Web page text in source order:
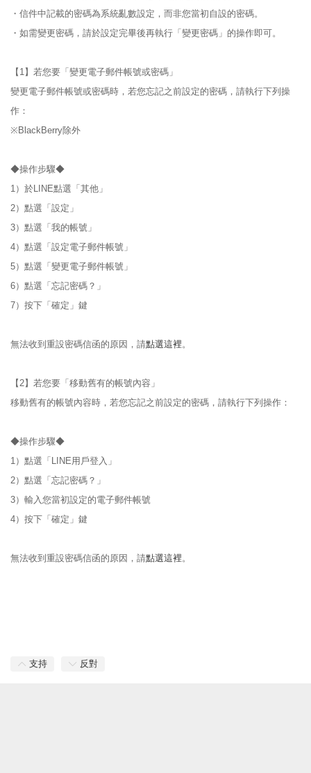
・信件中記載的密碼為系統亂數設定，而非您當初自設的密碼。
・如需變更密碼，請於設定完畢後再執行「變更密碼」的操作即可。
【1】若您要「變更電子郵件帳號或密碼」
變更電子郵件帳號或密碼時，若您忘記之前設定的密碼，請執行下列操
作：
※BlackBerry除外
◆操作步驟◆
1）於LINE點選「其他」
2）點選「設定」
3）點選「我的帳號」
4）點選「設定電子郵件帳號」
5）點選「變更電子郵件帳號」
6）點選「忘記密碼？」
7）按下「確定」鍵
無法收到重設密碼信函的原因，請點選這裡。
【2】若您要「移動舊有的帳號內容」
移動舊有的帳號內容時，若您忘記之前設定的密碼，請執行下列操作：
◆操作步驟◆
1）點選「LINE用戶登入」
2）點選「忘記密碼？」
3）輸入您當初設定的電子郵件帳號
4）按下「確定」鍵
無法收到重設密碼信函的原因，請點選這裡。
支持 反對